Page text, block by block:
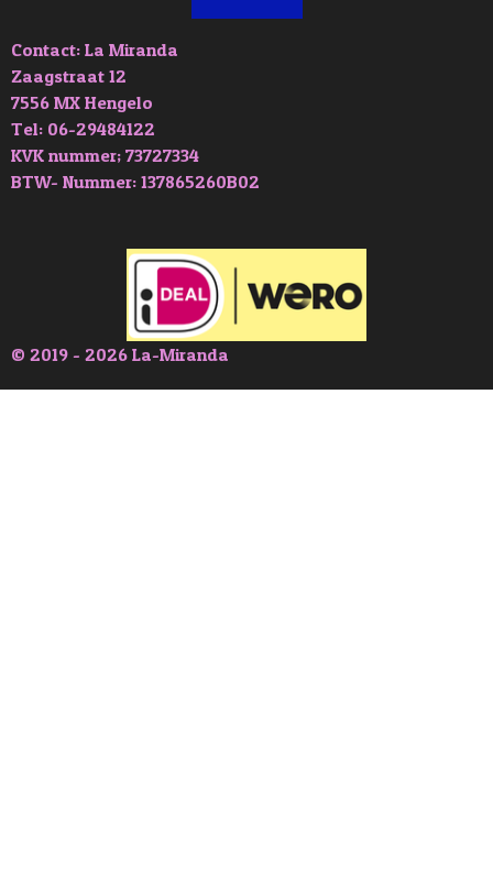
Contact: La Miranda
Zaagstraat 12
7556 MX Hengelo
Tel: 06-29484122
KVK nummer; 73727334
BTW- Nummer: 137865260B02
© 2019 - 2026 La-Miranda